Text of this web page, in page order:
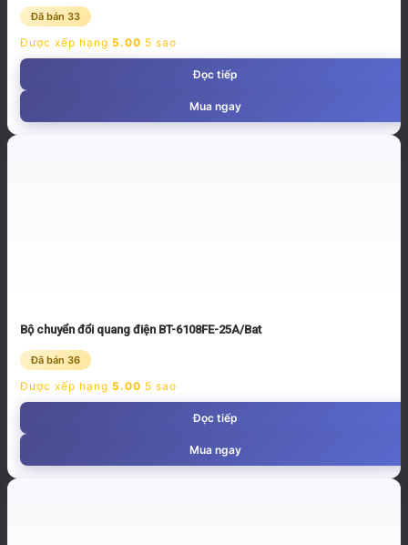
Đã bán 33
Được xếp hạng 5.00 5 sao
Đọc tiếp
Mua ngay
Bộ chuyển đổi quang điện BT-6108FE-25A/Bat
Đã bán 36
Được xếp hạng 5.00 5 sao
Đọc tiếp
Mua ngay